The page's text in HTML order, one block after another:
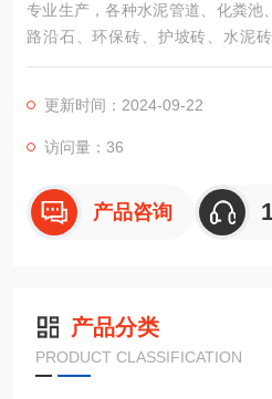
专业生产，各种水泥管道、化粪池
路沿石、环保砖、护坡砖、水泥
板、水泥围栏等定做各种水泥制品
更新时间：2024-09-22
访问量：36
产品咨询
产品分类
PRODUCT CLASSIFICATION